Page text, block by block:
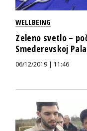
WELLBEING
Zeleno svetlo –
Smederevskoj
06/12/2019 | 11:46